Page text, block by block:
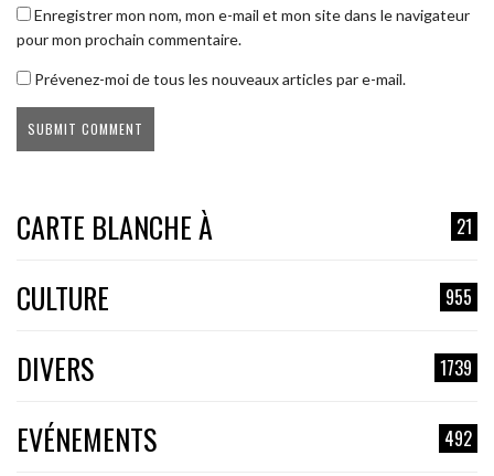
Enregistrer mon nom, mon e-mail et mon site dans le navigateur
pour mon prochain commentaire.
Prévenez-moi de tous les nouveaux articles par e-mail.
CARTE BLANCHE À 21
CULTURE 955
DIVERS 1739
EVÉNEMENTS 492